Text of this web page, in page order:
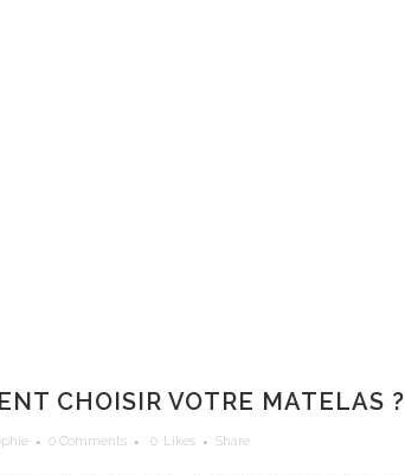
CHOISIR VOTRE MATELAS ?
0 Comments 0 Likes Share